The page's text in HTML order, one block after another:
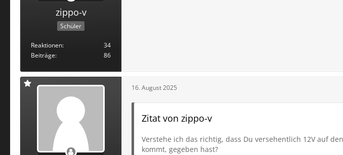
zippo-v
Schüler
Reaktionen
34
Beiträge
86
16. August 2025
Zitat von zippo-v
Verstehe ich das richtig, dass Du versehentlich 12V auf
kommt, gegeben hast?